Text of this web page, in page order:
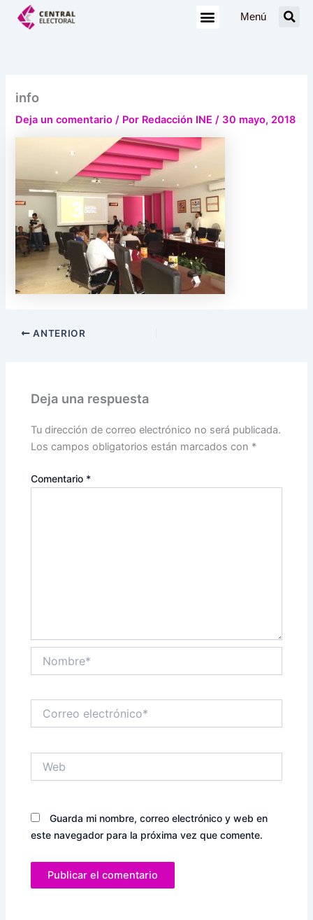
Menú
info
Deja un comentario / Por Redacción INE/ 30 mayo, 2018
ANTERIOR
Deja una respuesta
Tu dirección de correo electrónico no será publicada.
Los campos obligatorios están marcados con *
Comentario *
electrónico*
Guarda mi nombre, correo electrónico y web en
este navegador para la próxima vez que comente.